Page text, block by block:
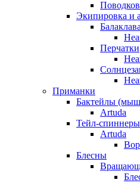
Экипировка и
Балаклава
Перчатки
Приманки
Бактейлы
Artuda
Тейл-спиннеры
Artuda
Блесны